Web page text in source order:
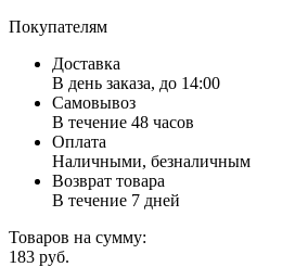
Покупателям
Доставка
В день заказа, до 14:00
Самовывоз
В течение 48 часов
Оплата
Наличными, безналичным
Возврат товара
В течение 7 дней
Товаров на сумму:
183 руб.